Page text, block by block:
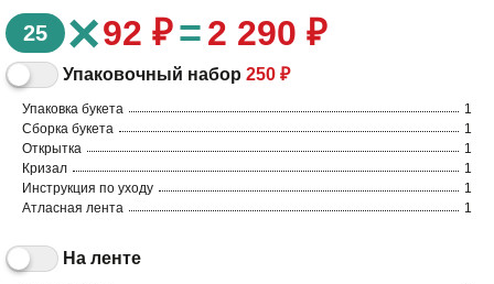
25 ×92 ₽=2 290 ₽
Упаковочный набор 250 ₽
Упаковка букета
1
Сборка букета
1
Открытка
1
Кризал
1
Инструкция по уходу
1
Атласная лента
1
На ленте